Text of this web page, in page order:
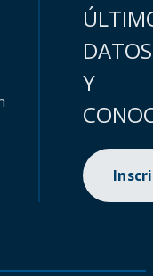
DATOS
Y